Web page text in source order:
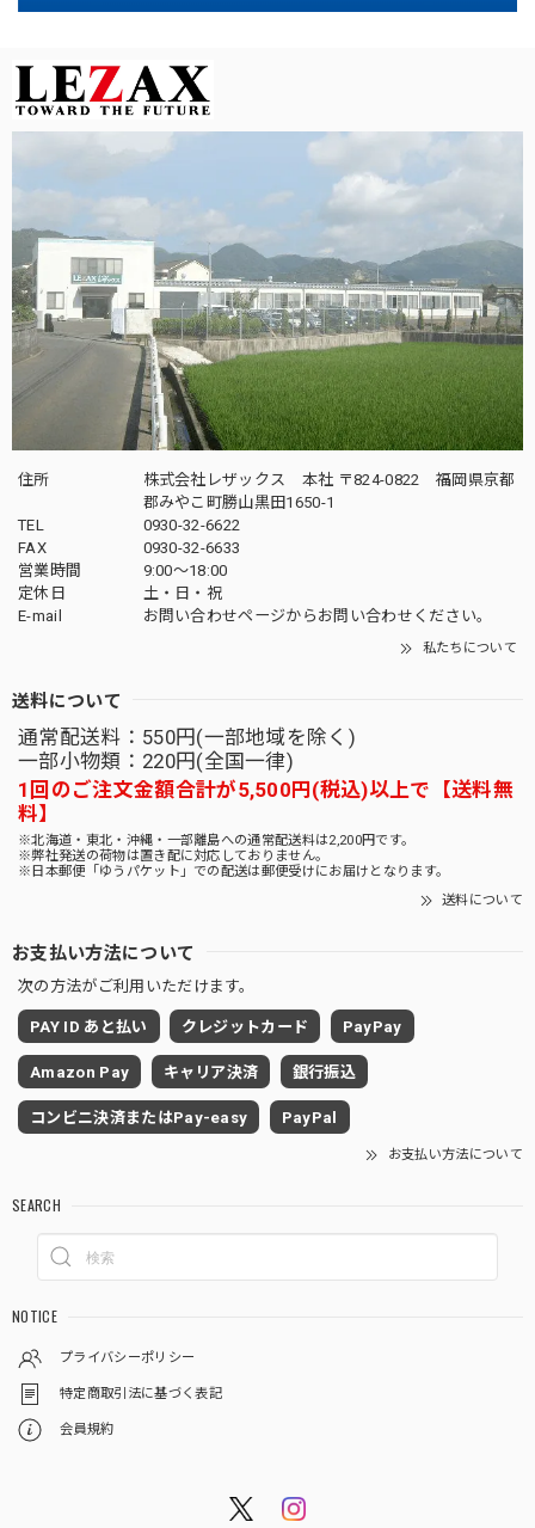
住所
株式会社レザックス 本社 〒824-0822 福岡県京都
郡みやこ町勝山黒田1650-1
TEL
0930-32-6622
FAX
0930-32-6633
営業時間
9:00〜18:00
定休日
土・日・祝
E-mail
お問い合わせページからお問い合わせください。
私たちについて
送料について
通常配送料：550円(一部地域を除く)
一部小物類：220円(全国一律)
1回のご注文金額合計が5,500円(税込)以上で【送料無
料】
※北海道・東北・沖縄・一部離島への通常配送料は2,200円です。
※弊社発送の荷物は置き配に対応しておりません。
※日本郵便「ゆうパケット」での配送は郵便受けにお届けとなります。
送料について
お支払い方法について
次の方法がご利用いただけます。
PAY ID あと払い クレジットカード PayPay
Amazon Pay キャリア決済 銀行振込
コンビニ決済またはPay-easy PayPal
お支払い方法について
SEARCH
NOTICE
プライバシーポリシー
特定商取引法に基づく表記
会員規約